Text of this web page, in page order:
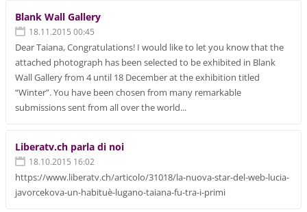
Blank Wall Gallery
18.11.2015 00:45
Dear Taiana, Congratulations! I would like to let you know that the
attached photograph has been selected to be exhibited in Blank
Wall Gallery from 4 until 18 December at the exhibition titled
“Winter”. You have been chosen from many remarkable
submissions sent from all over the world...
Liberatv.ch parla di noi
18.10.2015 16:02
https://www.liberatv.ch/articolo/31018/la-nuova-star-del-web-lucia-
javorcekova-un-habituè-lugano-taiana-fu-tra-i-primi